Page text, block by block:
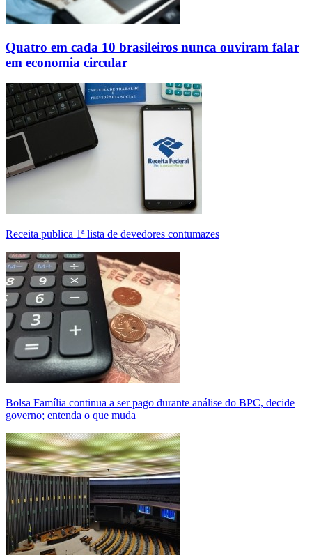
Quatro em cada 10 brasileiros nunca ouviram falar
em economia circular
Receita publica 1ª lista de devedores contumazes
Bolsa Família continua a ser pago durante análise do BPC, decide
governo; entenda o que muda